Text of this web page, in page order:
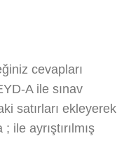
cevapları
A ile sınav
satırları ekleyerek
ile ayrıştırılmış